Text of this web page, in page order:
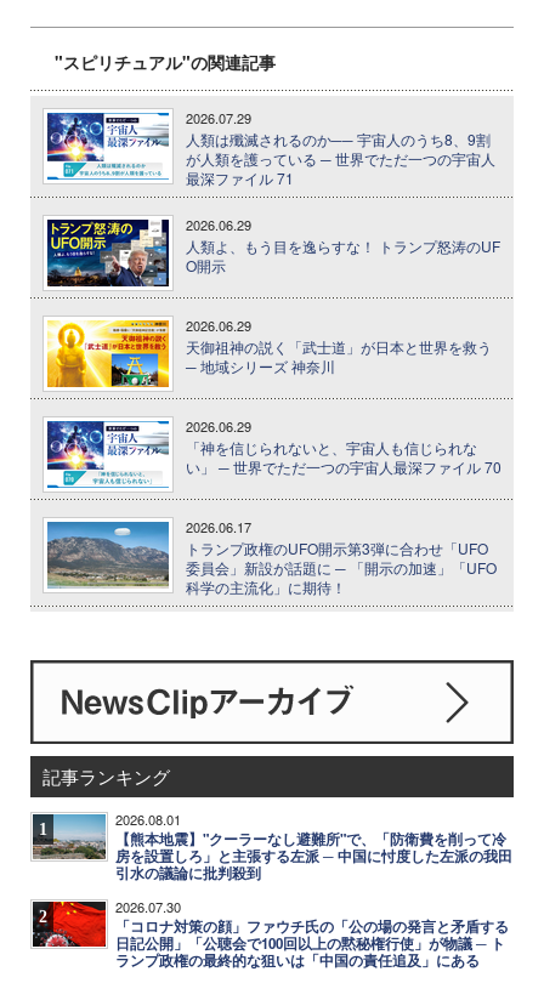
"スピリチュアル"の関連記事
2026.07.29
人類は殲滅されるのか── 宇宙人のうち8、9割
が人類を護っている ─ 世界でただ一つの宇宙人
最深ファイル 71
2026.06.29
人類よ、もう目を逸らすな！ トランプ怒涛のUF
O開示
2026.06.29
天御祖神の説く「武士道」が日本と世界を救う
─ 地域シリーズ 神奈川
2026.06.29
「神を信じられないと、宇宙人も信じられな
い」 ─ 世界でただ一つの宇宙人最深ファイル 70
2026.06.17
トランプ政権のUFO開示第3弾に合わせ「UFO
委員会」新設が話題に ─ 「開示の加速」「UFO
科学の主流化」に期待！
記事ランキング
1 2026.08.01
【熊本地震】"クーラーなし避難所"で、「防衛費を削って冷
房を設置しろ」と主張する左派 ─ 中国に忖度した左派の我田
引水の議論に批判殺到
2 2026.07.30
「コロナ対策の顔」ファウチ氏の「公の場の発言と矛盾する
日記公開」「公聴会で100回以上の黙秘権行使」が物議 ─ ト
ランプ政権の最終的な狙いは「中国の責任追及」にある